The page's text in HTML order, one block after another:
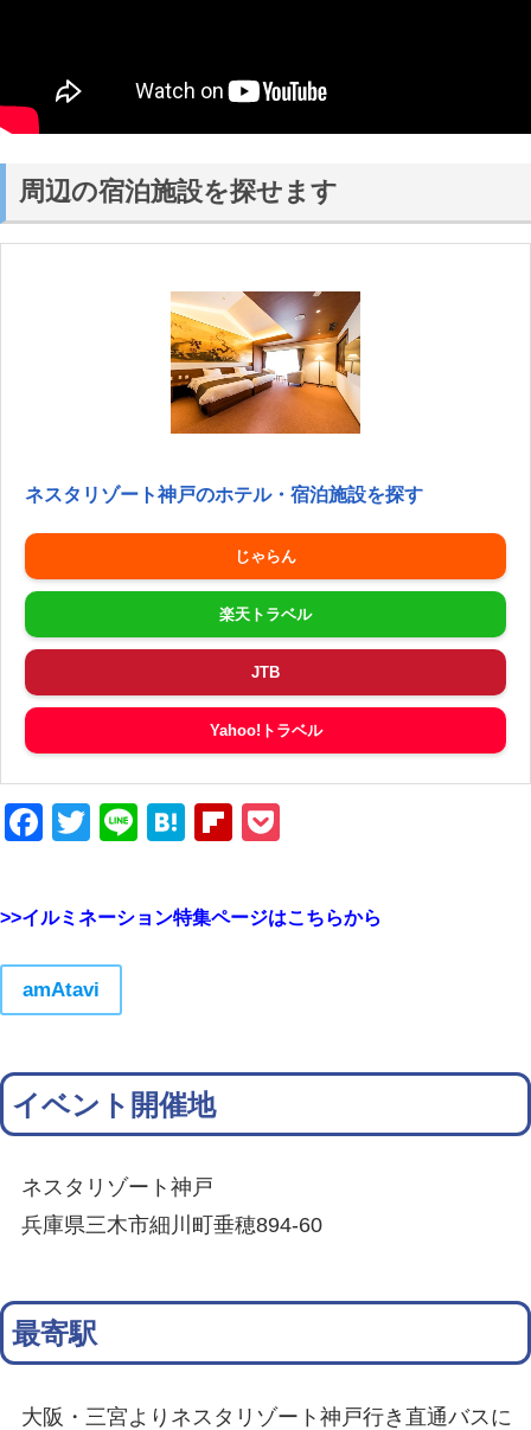
周辺の宿泊施設を探せます
ネスタリゾート神戸のホテル・宿泊施設を探す
じゃらん
楽天トラベル
JTB
Yahoo!トラベル
Facebook
Twitter
LineHatenaFlipboard
>>イルミネーション特集ページはこちらから
amAtavi
イベント開催地
ネスタリゾート神戸
兵庫県三木市細川町垂穂894-60
最寄駅
大阪・三宮よりネスタリゾート神戸行き直通バスに